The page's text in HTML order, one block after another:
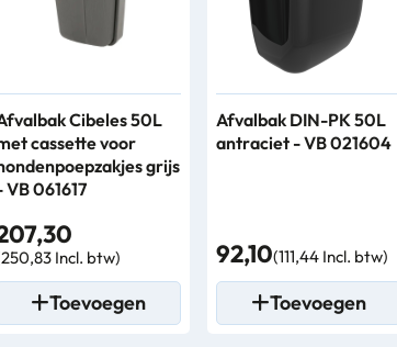
Cibeles 50L
cassette voor
grijs
VB 061617
Incl. btw)
Toevoegen
Afvalbak DIN-PK 50L
antraciet - VB 021604
92,10(111,44 Incl. btw)
Toevoegen